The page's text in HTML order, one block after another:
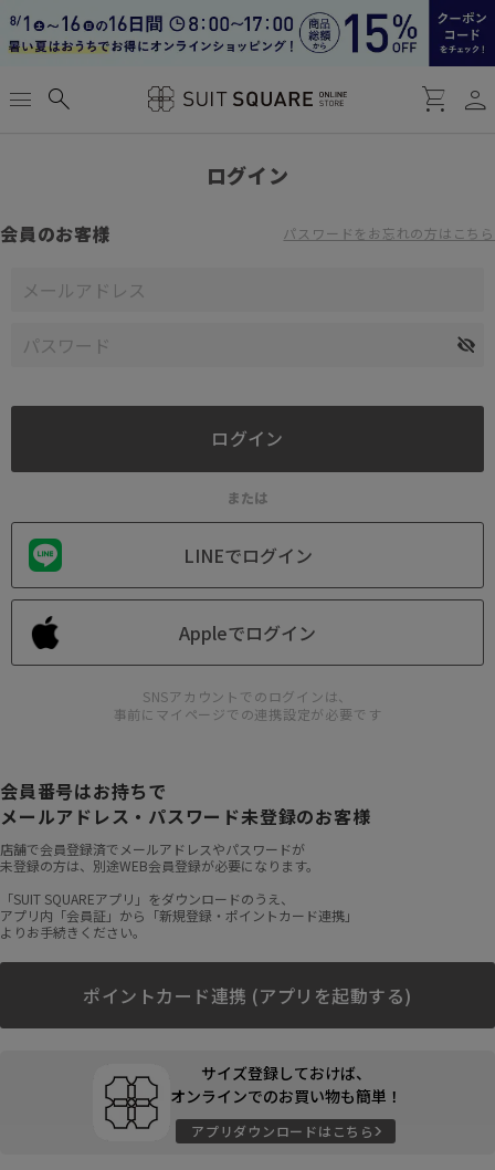
menu search shopping_cart person
ログイン
会員のお客様 パスワードをお忘れの方はこちら
または
LINEでログイン
Appleでログイン
SNSアカウントでのログインは、
事前にマイページでの連携設定が必要です
会員番号はお持ちで
メールアドレス・パスワード未登録のお客様
店舗で会員登録済でメールアドレスやパスワードが
未登録の方は、別途WEB会員登録が必要になります。
「SUIT SQUAREアプリ」をダウンロードのうえ、
アプリ内「会員証」から「新規登録・ポイントカード連携」
よりお手続きください。
ポイントカード連携 (アプリを起動する)
サイズ登録しておけば、
オンラインでのお買い物も簡単！
アプリダウンロードはこちら